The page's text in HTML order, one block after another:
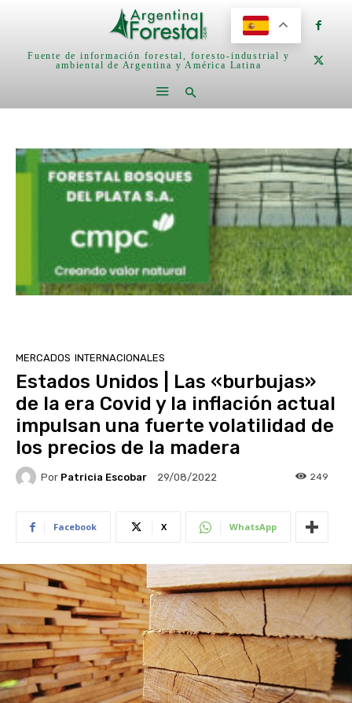
Fuente de información forestal, foresto-industrial y
ambiental de Argentina y América Latina
MERCADOS INTERNACIONALES
Estados Unidos | Las «burbujas»
de la era Covid y la inflación actual
impulsan una fuerte volatilidad de
los precios de la madera
Por Patricia Escobar 29/08/2022 249
Facebook X WhatsApp